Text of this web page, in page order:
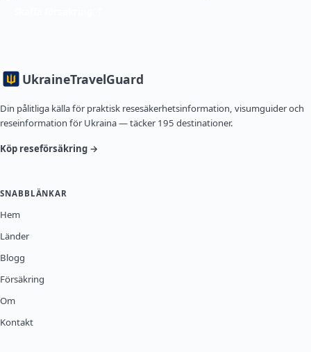
UkraineTravelGuard
Din pålitliga källa för praktisk resesäkerhetsinformation, visumguider och
reseinformation för Ukraina — täcker 195 destinationer.
Köp reseförsäkring →
SNABBLÄNKAR
Hem
Länder
Blogg
Försäkring
Om
Kontakt